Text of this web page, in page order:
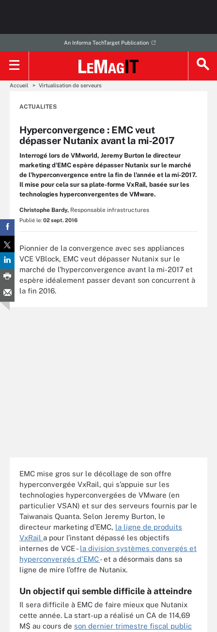
An Informa TechTarget Publication
Accueil Virtualisation de serveurs
ACTUALITES
Hyperconvergence : EMC veut
dépasser Nutanix avant la mi-2017
Interrogé lors de VMworld, Jeremy Burton le directeur
marketing d'EMC espère dépasser Nutanix sur le marché
de l'hyperconvergence entre la fin de l'année et la mi-2017.
Il mise pour cela sur sa plate-forme VxRail, basée sur les
technologies hyperconvergentes de VMware.
Christophe Bardy, Responsable infrastructures
Publié le: 02 sept. 2016
Pionnier de la convergence avec ses appliances
VCE VBlock, EMC veut dépasser Nutanix sur le
marché de l’hyperconvergence avant la mi-2017 et
espère idéalement passer devant son concurrent à
la fin 2016.
EMC mise gros sur le décollage de son offre
hyperconvergée VxRail, qui s’appuie sur les
technologies hyperconvergées de VMware (en
particulier VSAN) et sur des serveurs fournis par le
Taiwanais Quanta. Selon Jeremy Burton, le
directeur marketing d’EMC, la ligne de produits
VxRail a pour l’instant dépassé les objectifs
internes de VCE - la division systèmes convergés et
hyperconvergés d'EMC- et a désormais dans sa
ligne de mire l’offre de Nutanix.
Un objectif qui semble difficile à atteindre
Il sera difficile à EMC de faire mieux que Nutanix
cette année. La start-up a réalisé un CA de 114,69
M$ au cours de son dernier trimestre fiscal public